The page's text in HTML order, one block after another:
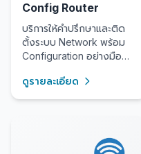
Config Router
บริการให้คำปรึกษาและติด
ตั้งระบบ Network พร้อม
Configuration อย่างมือ
ดูรายละเอียด